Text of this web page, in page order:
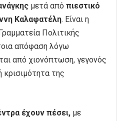
μετά απόπιεστικό
Καλαφατέλη. Είναι η
Πολιτικής
απόφαση λόγω
από χιονόπτωση, γεγονός
κρισιμότητα της
έχουν πέσει, με